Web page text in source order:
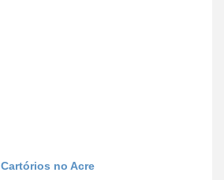
Cartórios no Acre